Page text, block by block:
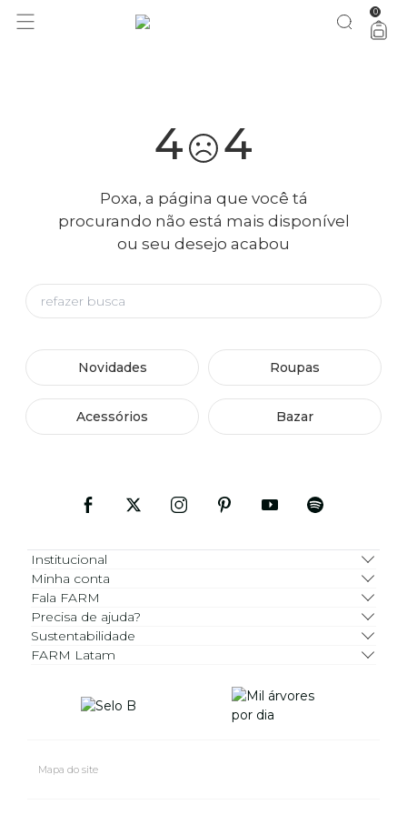
você merece 30% OFF pra comemorar com a gente aproveita! 0
4 4
Poxa, a página que você tá
procurando não está mais disponível
ou seu desejo acabou
Novidades Roupas
Acessórios Bazar
Institucional
Minha conta
Fala FARM
Precisa de ajuda?
Sustentabilidade
FARM Latam
Mapa do site